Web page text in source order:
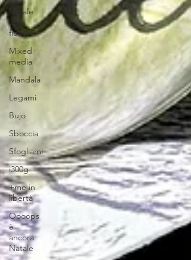
Natale
coi
fiocchi
Mixed
media
Mandala
Legami
Bujo
Sboccia
Sfogliami
i300g
+me in
libertà
Oooops
è
ancora
Natale